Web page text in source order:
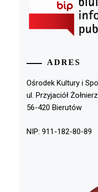
ADRES
Ośrodek Kultury i
ul. Przyjaciół
56-420 Bierutów
NIP: 911-182-80-89